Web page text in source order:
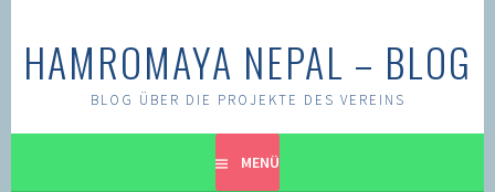
Inhalt
HAMROMAYA NEPAL – BLOG
BLOG ÜBER DIE PROJEKTE DES VEREINS
MENÜ